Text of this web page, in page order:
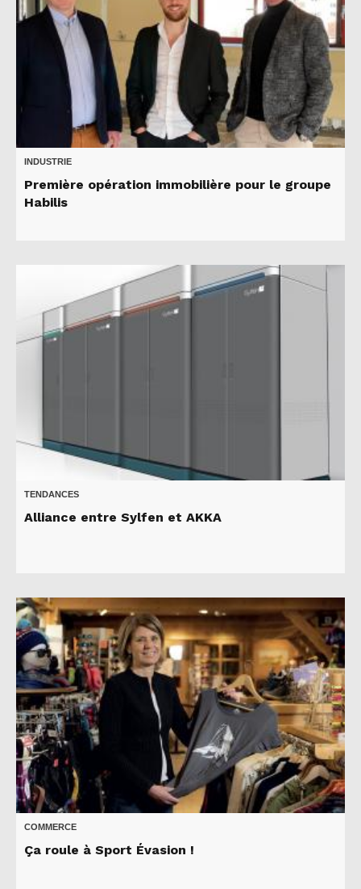
INDUSTRIE
Première opération immobilière pour le groupe
Habilis
TENDANCES
Alliance entre Sylfen et AKKA
COMMERCE
Ça roule à Sport Évasion !